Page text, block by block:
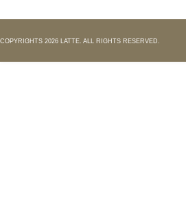
COPYRIGHTS 2026 LATTE. ALL RIGHTS RESERVED.